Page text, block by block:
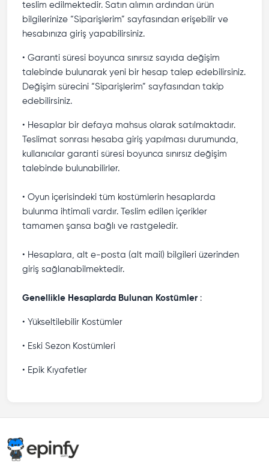
teslim edilmektedir. Satın alımın ardından ürün
bilgilerinize “Siparişlerim” sayfasından erişebilir ve
hesabınıza giriş yapabilirsiniz.
• Garanti süresi boyunca sınırsız sayıda değişim
talebinde bulunarak yeni bir hesap talep edebilirsiniz.
Değişim sürecini “Siparişlerim” sayfasından takip
edebilirsiniz.
• Hesaplar bir defaya mahsus olarak satılmaktadır.
Teslimat sonrası hesaba giriş yapılması durumunda,
kullanıcılar garanti süresi boyunca sınırsız değişim
talebinde bulunabilirler.
• Oyun içerisindeki tüm kostümlerin hesaplarda
bulunma ihtimali vardır. Teslim edilen içerikler
tamamen şansa bağlı ve rastgeledir.
• Hesaplara, alt e-posta (alt mail) bilgileri üzerinden
giriş sağlanabilmektedir.
Genellikle Hesaplarda Bulunan Kostümler :
• Yükseltilebilir Kostümler
• Eski Sezon Kostümleri
• Epik Kıyafetler